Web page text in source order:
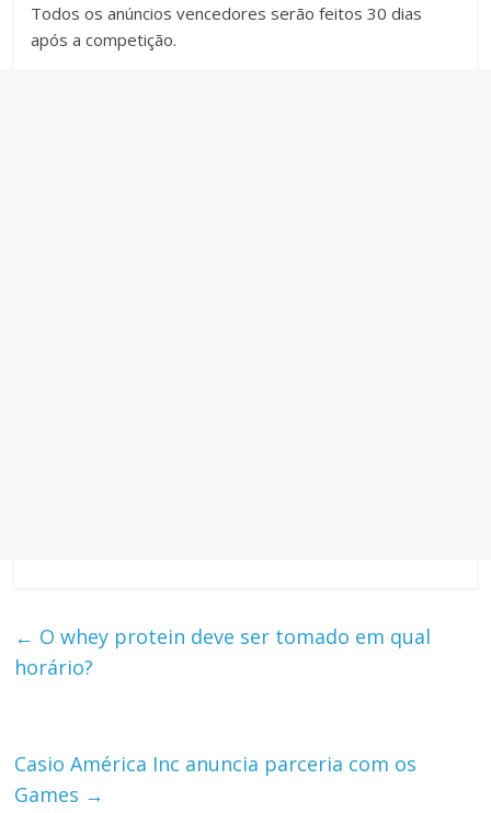
Todos os anúncios vencedores serão feitos 30 dias
após a competição.
← O whey protein deve ser tomado em qual
horário?
Casio América Inc anuncia parceria com os
Games →